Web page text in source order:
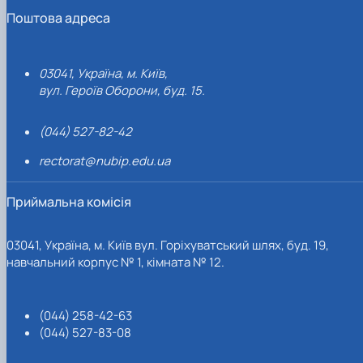
Поштова адреса
03041, Україна, м. Київ,
вул. Героїв Оборони, буд. 15.
(044) 527-82-42
rectorat@nubip.edu.ua
Приймальна комісія
03041, Україна, м. Київ вул. Горіхуватський шлях, буд. 19,
навчальний корпус № 1, кімната № 12.
(044) 258-42-63
(044) 527-83-08